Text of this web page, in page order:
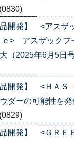
(0830)
開発】 <アスザ
> アスザックフ
（2025年6月5日
開発】 <ＨＡＳ
ダーの可能性を
(0829)
開発】 <ＧＲＥ